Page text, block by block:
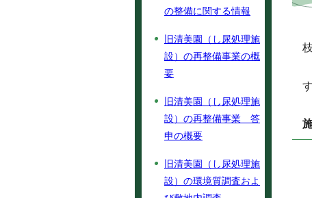
の整備に関する情報
旧清美園（し尿処理施
設）の再整備事業の概
要
旧清美園（し尿処理施
設）の再整備事業 答
申の概要
旧清美園（し尿処理施
設）の環境質調査およ